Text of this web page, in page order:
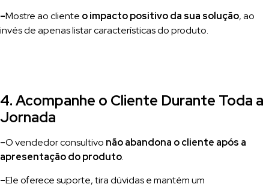
–Mostre ao cliente o impacto positivo da sua solução, ao
invés de apenas listar características do produto.
4. Acompanhe o Cliente Durante Toda a
Jornada
–O vendedor consultivo não abandona o cliente após a
apresentação do produto.
–Ele oferece suporte, tira dúvidas e mantém um